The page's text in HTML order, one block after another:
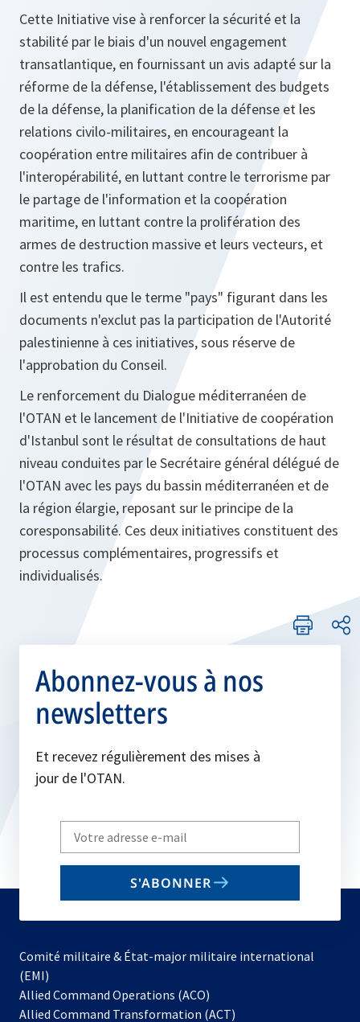
Cette Initiative vise à renforcer la sécurité et la
stabilité par le biais d'un nouvel engagement
transatlantique, en fournissant un avis adapté sur la
réforme de la défense, l'établissement des budgets
de la défense, la planification de la défense et les
relations civilo-militaires, en encourageant la
coopération entre militaires afin de contribuer à
l'interopérabilité, en luttant contre le terrorisme par
le partage de l'information et la coopération
maritime, en luttant contre la prolifération des
armes de destruction massive et leurs vecteurs, et
contre les trafics.
Il est entendu que le terme "pays" figurant dans les
documents n'exclut pas la participation de l'Autorité
palestinienne à ces initiatives, sous réserve de
l'approbation du Conseil.
Le renforcement du Dialogue méditerranéen de
l'OTAN et le lancement de l'Initiative de coopération
d'Istanbul sont le résultat de consultations de haut
niveau conduites par le Secrétaire général délégué de
l'OTAN avec les pays du bassin méditerranéen et de
la région élargie, reposant sur le principe de la
coresponsabilité. Ces deux initiatives constituent des
processus complémentaires, progressifs et
individualisés.
Abonnez-vous à nos
newsletters
Et recevez régulièrement des mises à
jour de l'OTAN.
Write
your
email
S'ABONNER
Comité militaire & État-major militaire international
(EMI)
Allied Command Operations (ACO)
dans
Allied Command Transformation (ACT)